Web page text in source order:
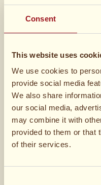
Consent
This website uses
We use cookies to
provide social media
We also share
our social media,
may combine it with
provided to them or that
of their services.
Schlagsahne
Vanillesosse
Beere